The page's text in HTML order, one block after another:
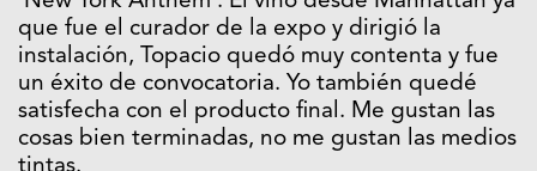
que fue el curador de la expo y dirigió la
instalación, Topacio quedó muy contenta y fue
un éxito de convocatoria. Yo también quedé
satisfecha con el producto final. Me gustan las
cosas bien terminadas, no me gustan las medios